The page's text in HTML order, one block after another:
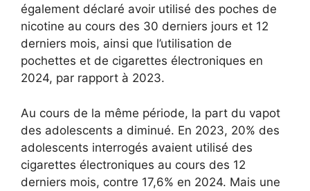
également déclaré avoir utilisé des poches de
nicotine au cours des 30 derniers jours et 12
derniers mois, ainsi que l’utilisation de
pochettes et de cigarettes électroniques en
2024, par rapport à 2023.
Au cours de la même période, la part du vapot
des adolescents a diminué. En 2023, 20% des
adolescents interrogés avaient utilisé des
cigarettes électroniques au cours des 12
derniers mois, contre 17,6% en 2024. Mais une